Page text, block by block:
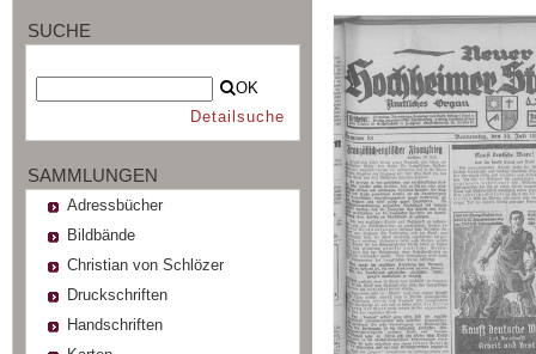
SUCHE
OK
Detailsuche
SAMMLUNGEN
Adressbücher
Bildbände
Christian von Schlözer
Druckschriften
Handschriften